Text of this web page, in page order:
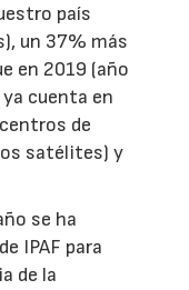
país
un 37% más
en 2019 (año
cuenta en
de
satélites) y
se ha
IPAF para
de la